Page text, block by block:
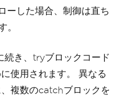
ーした場合、制御は直ち
。
続き、tryブロックコード
使用されます。 異なる
複数のcatchブロックを